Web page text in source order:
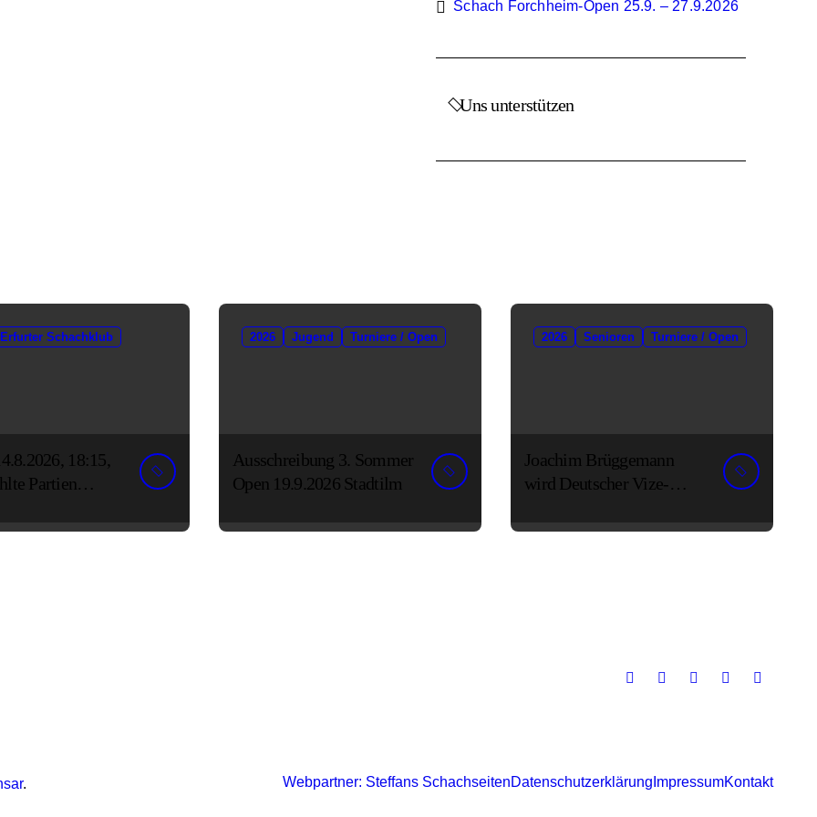
Schach Forchheim-Open 25.9. – 27.9.2026
Uns unterstützen
Erfurter Schachklub
18:15,
Partien
2026 Jugend Turniere / Open
Ausschreibung 3. Sommer
Open 19.9.2026 Stadtilm
2026 Senioren Turniere / Open
Joachim Brüggemann
wird Deutscher Vize-
. Webpartner: Steffans SchachseitenDatenschutzerklärung ImpressumKontakt